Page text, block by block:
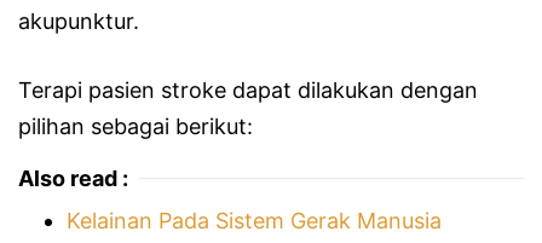
akupunktur.
Terapi pasien stroke dapat dilakukan dengan
pilihan sebagai berikut:
Also read :
Kelainan Pada Sistem Gerak Manusia